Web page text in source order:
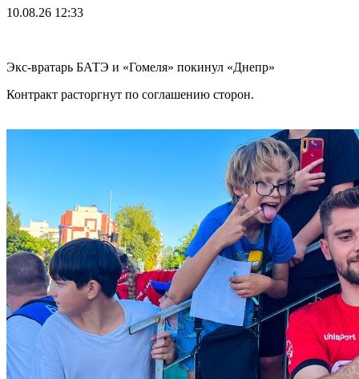
10.08.26 12:33
Экс-вратарь БАТЭ и «Гомеля» покинул «Днепр»
Контракт расторгнут по соглашению сторон.